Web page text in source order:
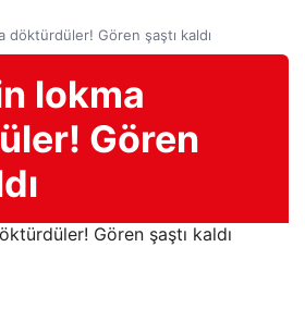
döktürdüler! Gören şaştı kaldı
lokma
Gören